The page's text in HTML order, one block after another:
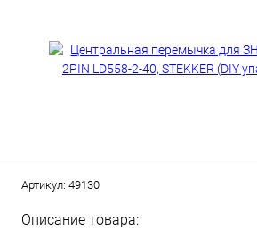
Артикул: 49130
Описание товара: